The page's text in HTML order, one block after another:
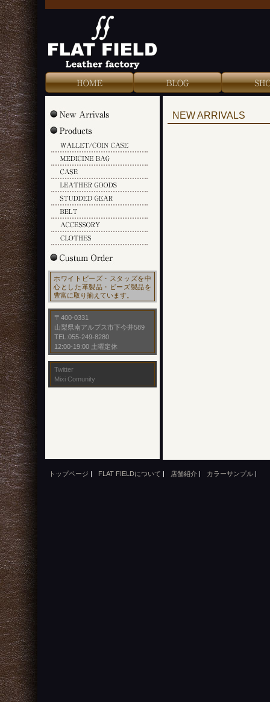
Blog Shop Info Color Sample
ホワイトビーズ・スタッズを中
心とした革製品・ビーズ製品を
豊富に取り揃えています。
〒400-0331
山梨県南アルプス市下今井589
TEL:055-249-8280
12:00-19:00 土曜定休
Twitter
Mixi Comunity
NEW ARRIVALS
トップページ | FLAT FIELDについて | 店舗紹介 | カラーサンプル |